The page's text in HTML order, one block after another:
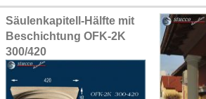
Säulenkapitell-Hälfte mit
Beschichtung OFK-2K
300/420